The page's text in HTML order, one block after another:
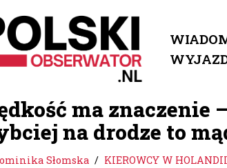
ma znaczenie
na drodze to
Słomska KIEROWCY W HOLANDII